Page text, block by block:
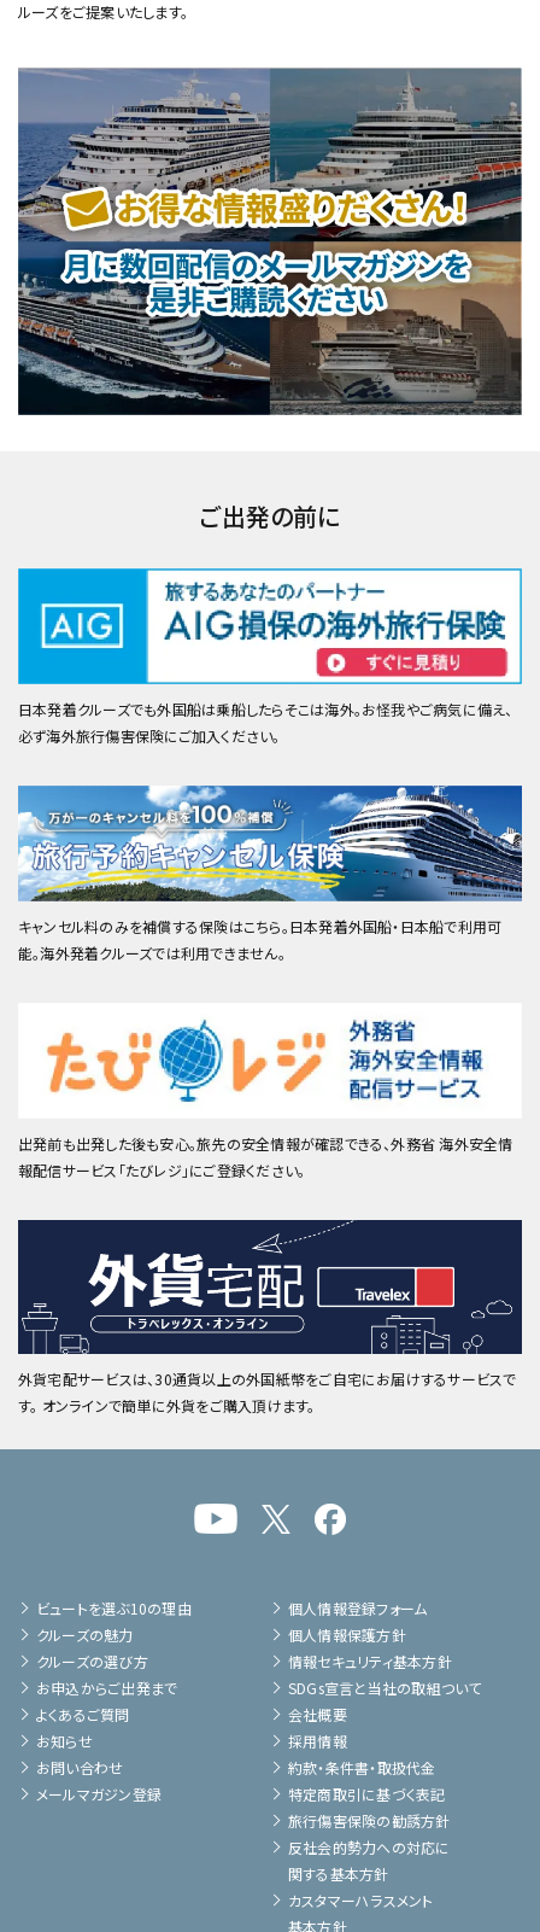
ルーズをご提案いたします。
ご出発の前に
日本発着クルーズでも外国船は乗船したらそこは海外。お怪我やご病気に備え、
必ず海外旅行傷害保険にご加入ください。
キャンセル料のみを補償する保険はこちら。日本発着外国船・日本船で利用可
能。海外発着クルーズでは利用できません。
出発前も出発した後も安心。旅先の安全情報が確認できる、外務省 海外安全情
報配信サービス「たびレジ」にご登録ください。
外貨宅配サービスは、30通貨以上の外国紙幣をご自宅にお届けするサービスで
す。 オンラインで簡単に外貨をご購入頂けます。
ビュートを選ぶ10の理由
クルーズの魅力
クルーズの選び方
お申込からご出発まで
よくあるご質問
お知らせ
お問い合わせ
メールマガジン登録
個人情報登録フォーム
個人情報保護方針
情報セキュリティ基本方針
SDGs宣言と当社の取組ついて
会社概要
採用情報
約款・条件書・取扱代金
特定商取引に基づく表記
旅行傷害保険の勧誘方針
反社会的勢力への対応に
関する基本方針
カスタマーハラスメント
基本方針